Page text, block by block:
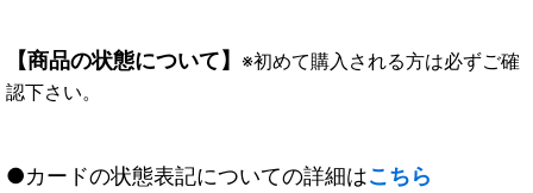
【商品の状態について】 ※初めて購入される方は必ずご確
認下さい。
●カードの状態表記についての詳細はこちら